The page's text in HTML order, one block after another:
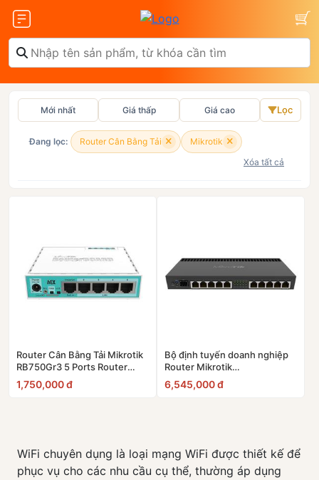
ZTE
Alcatel EE5G
Mới nhất Giá thấp Giá cao Lọc
Đang lọc: Router Cân Bằng Tải
Mikrotik
Xóa tất cả
Router Cân Bằng Tải Mikrotik
RB750Gr3 5 Ports Router
Gigabit PoE
1,750,000 đ
Bộ định tuyến doanh nghiệp
Router Mikrotik
RB4011Igs+RM, 400user
6,545,000 đ
WiFi chuyên dụng là loại mạng WiFi được thiết kế để
phục vụ cho các nhu cầu cụ thể, thường áp dụng